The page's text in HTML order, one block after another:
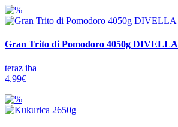
Gran Trito di Pomodoro 4050g DIVELLA
teraz iba
4.99€